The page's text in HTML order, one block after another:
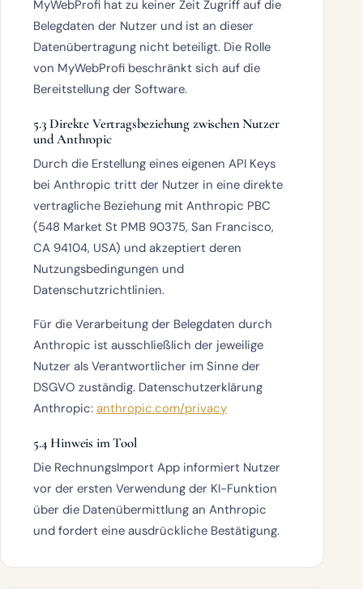
MyWebProfi hat zu keiner Zeit Zugriff auf die
Belegdaten der Nutzer und ist an dieser
Datenübertragung nicht beteiligt. Die Rolle
von MyWebProfi beschränkt sich auf die
Bereitstellung der Software.
5.3 Direkte Vertragsbeziehung zwischen Nutzer
und Anthropic
Durch die Erstellung eines eigenen API Keys
bei Anthropic tritt der Nutzer in eine direkte
vertragliche Beziehung mit Anthropic PBC
(548 Market St PMB 90375, San Francisco,
CA 94104, USA) und akzeptiert deren
Nutzungsbedingungen und
Datenschutzrichtlinien.
Für die Verarbeitung der Belegdaten durch
Anthropic ist ausschließlich der jeweilige
Nutzer als Verantwortlicher im Sinne der
DSGVO zuständig. Datenschutzerklärung
Anthropic: anthropic.com/privacy
5.4 Hinweis im Tool
Die RechnungsImport App informiert Nutzer
vor der ersten Verwendung der KI-Funktion
über die Datenübermittlung an Anthropic
und fordert eine ausdrückliche Bestätigung.